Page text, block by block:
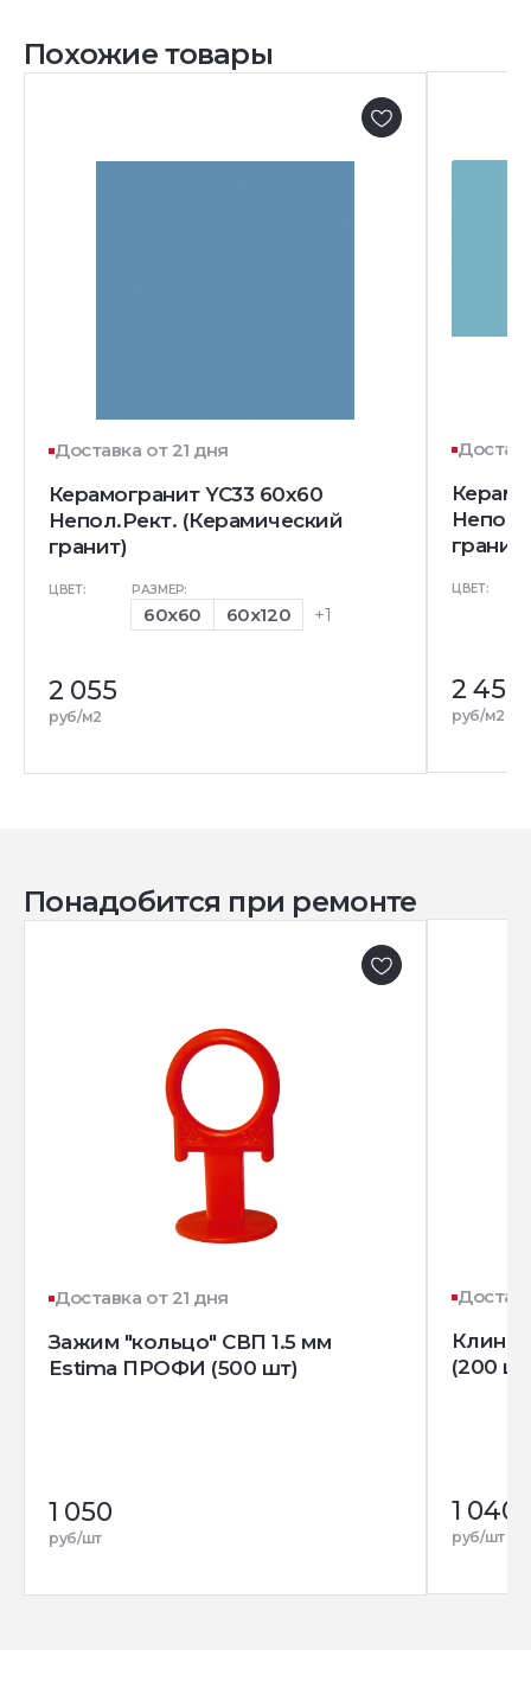
Похожие товары
Доставка от 21 дня
Керамогранит YC33 60x60
Непол.Рект. (Керамический
гранит)
ЦВЕТ: РАЗМЕР:
60x60 60x120 +1
2 055
руб/м2
гранит)
ЦВЕТ:
2 455
руб/м2
Понадобится при ремонте
Доставка от 21 дня
Зажим "кольцо" СВП 1.5 мм
Estima ПРОФИ (500 шт)
1 050
руб/шт
Клин
(200
1 040
руб/шт